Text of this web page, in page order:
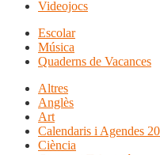
Videojocs
Escolar
Música
Quaderns de Vacances
Altres
Anglès
Art
Calendaris i Agendes
Ciència